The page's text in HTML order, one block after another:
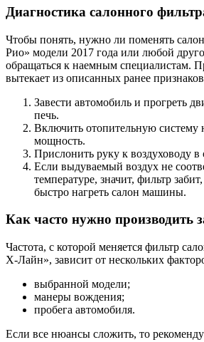
Диагностика салонного
Чтобы понять, нужно ли поменять
Рио» модели 2017 года или любой
обращаться к наемным специалистам.
вытекает из описанных ранее
Завести автомобиль и прогреть
печь.
Включить отопительную систему
мощность.
Прислонить руку к воздуховоду в
Если выдуваемый воздух не
температуре, значит, фильтр
быстро нагреть салон машины.
Как часто нужно производить
Частота, с которой меняется фильтр
Х-Лайн», зависит от нескольких
выбранной модели;
манеры вождения;
пробега автомобиля.
Если все нюансы сложить, то